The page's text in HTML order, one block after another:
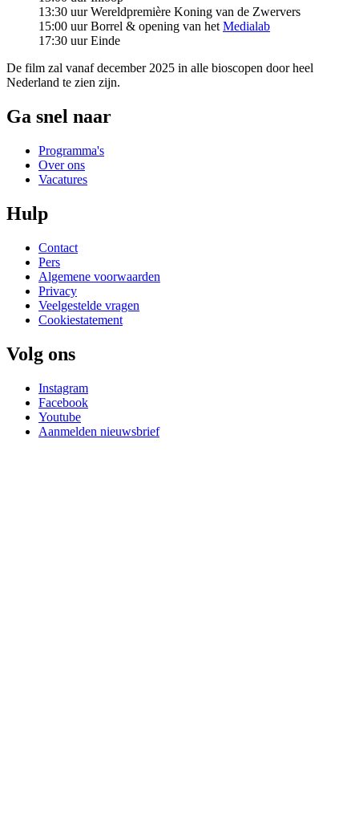
13:30 uur Wereldpremière Koning van de Zwervers
15:00 uur Borrel & opening van hetMedialab
17:30 uur Einde
De film zal vanaf december 2025 in alle bioscopen door heel
Nederland te zien zijn.
Ga snel naar
Programma's
Over ons
Vacatures
Hulp
Contact
Pers
Algemene voorwaarden
Privacy
Veelgestelde vragen
Cookiestatement
Volg ons
Instagram
Facebook
Youtube
Aanmelden nieuwsbrief